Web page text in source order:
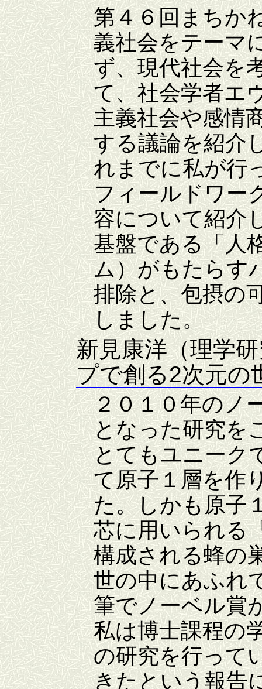
第４６回まちか
義社会をテーマ
ず、現代社会を
て、社会学者エ
主義社会や感情
する議論を紹介
れまでに私が行
フィールドワー
容について紹介
基盤である「人
ム）がもたらす
排除と、包摂の
しました。
新見康洋（理学
プで創る2次元の
２０１０年のノ
となった研究を
とてもユニーク
て原子１層を作
た。しかも原子
芯に用いられる
構成される蜂の
世の中にあふれ
筆でノーベル賞
私は博士課程の
の研究を行って
きたという報告